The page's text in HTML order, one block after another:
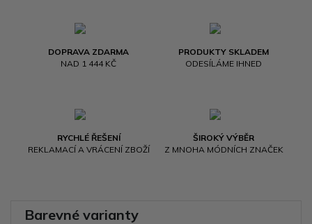
DOPRAVA ZDARMA
NAD 1 444 KČ
PRODUKTY SKLADEM
ODESÍLÁME IHNED
RYCHLÉ ŘEŠENÍ
REKLAMACÍ A VRÁCENÍ ZBOŽÍ
ŠIROKÝ VÝBĚR
Z MNOHA MÓDNÍCH ZNAČEK
Barevné varianty